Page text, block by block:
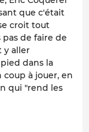
que c'était
croit tout
de faire de
y aller
dans la
à jouer, en
qui "rend les